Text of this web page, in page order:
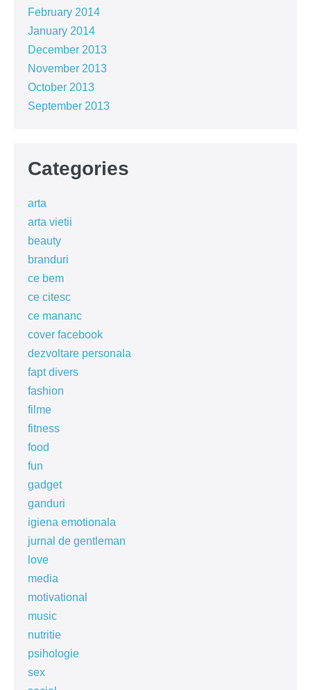
February 2014
January 2014
December 2013
November 2013
October 2013
September 2013
Categories
arta
arta vietii
beauty
branduri
ce bem
ce citesc
ce mananc
cover facebook
dezvoltare personala
fapt divers
fashion
filme
fitness
food
fun
gadget
ganduri
igiena emotionala
jurnal de gentleman
love
media
motivational
music
nutritie
psihologie
sex